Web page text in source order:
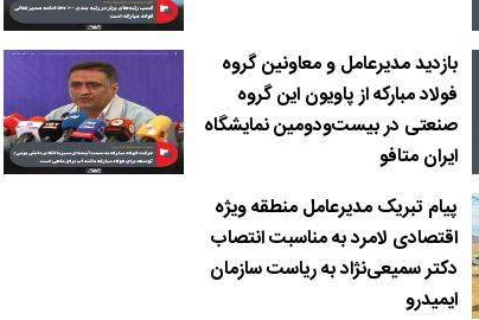
بازدید مدیرعامل و معاونین گروه
فولاد مبارکه از پاویون این گروه
صنعتی در بیست‌و‌دومین نمایشگاه
ایران متافو
پیام تبریک مدیرعامل منطقه ویژه
اقتصادی لامرد به مناسبت انتصاب
دکتر سمیعی‌نژاد به ریاست سازمان
ایمیدرو